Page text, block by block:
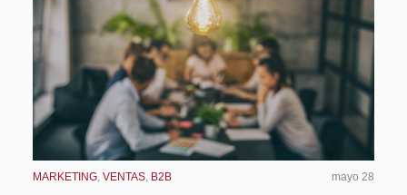
MARKETING, VENTAS, B2B mayo 28